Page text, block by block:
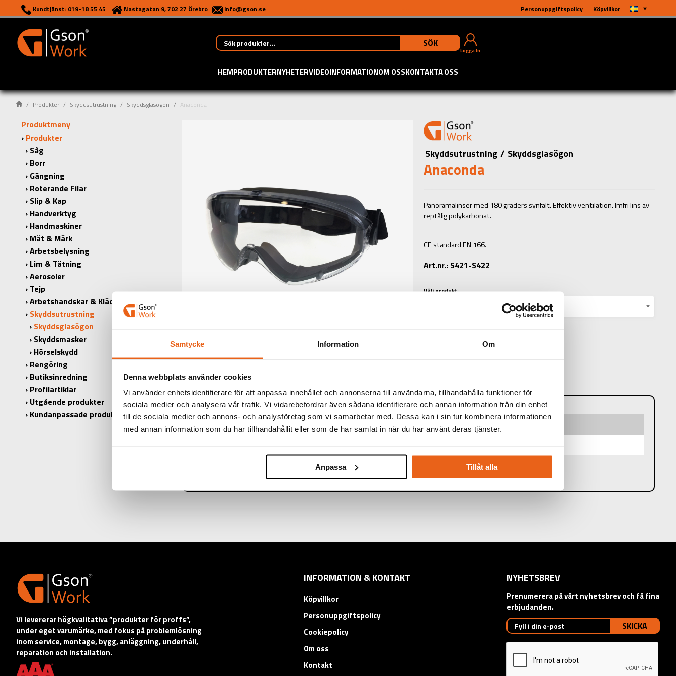
Samtycke Information Om
Denna webbplats använder cookies
Vi använder enhetsidentifierare för att anpassa innehållet och annonserna till användarna, tillhandahålla funktioner för
sociala medier och analysera vår trafik. Vi vidarebefordrar även sådana identifierare och annan information från din enhet
till de sociala medier och annons- och analysföretag som vi samarbetar med. Dessa kan i sin tur kombinera informationen
med annan information som du har tillhandahållit eller som de har samlat in när du har använt deras tjänster.
Anpassa Tillåt alla
Personuppgiftspolicy Köpvillkor
Kundtjänst: 019-18 55 45 Nastagatan 9, 702 27 Örebro info@gson.se
SÖK
Logga In
HEMPRODUKTERNYHETERVIDEOINFORMATIONOM OSSKONTAKTA OSS
Produkter Skyddsutrustning Skyddsglasögon Anaconda
Produktmeny
Produkter
Såg
Borr
Gängning
Roterande Filar
Slip & Kap
Handverktyg
Handmaskiner
Mät & Märk
Arbetsbelysning
Lim & Tätning
Aerosoler
Tejp
Arbetshandskar & Kläder
Skyddsutrustning
Skyddsglasögon
Skyddsmasker
Hörselskydd
Rengöring
Butiksinredning
Profilartiklar
Utgående produkter
Kundanpassade produkter
Skyddsutrustning / Skyddsglasögon
Anaconda
Panoramalinser med 180 graders synfält. Effektiv ventilation. Imfri lins av
reptålig polykarbonat.
CE standard EN 166.
Art.nr.: S421-S422
Välj produkt
PRODUKTINFORMATION
Vi levererar högkvalitativa ”produkter för proffs”,
under eget varumärke, med fokus på problemlösning
inom service, montage, bygg, anläggning, underhåll,
reparation och installation.
INFORMATION & KONTAKT
Köpvillkor
Personuppgiftspolicy
Cookiepolicy
Om oss
Kontakt
NYHETSBREV
Prenumerera på vårt nyhetsbrev och få fina
erbjudanden.
SKICKA